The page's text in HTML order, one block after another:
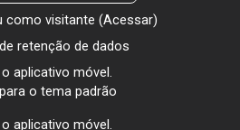
como visitante (Acessar)
retenção de dados
aplicativo móvel.
o tema padrão
aplicativo móvel.